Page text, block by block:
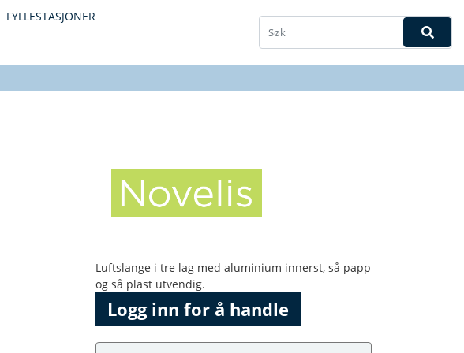
FYLLESTASJONER
Luftslange i tre lag med aluminium innerst, så papp
og så plast utvendig.
Logg inn for å handle